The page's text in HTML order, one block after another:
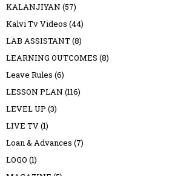
KALANJIYAN (57)
Kalvi Tv Videos (44)
LAB ASSISTANT(8)
LEARNING OUTCOMES (8)
Leave Rules (6)
LESSON PLAN (116)
LEVEL UP (3)
LIVE TV(1)
Loan & Advances (7)
LOGO (1)